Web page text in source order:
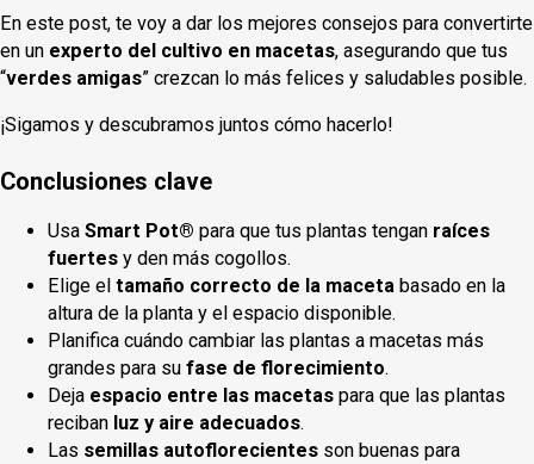
En este post, te voy a dar los mejores consejos para convertirte
en un experto del cultivo en macetas, asegurando que tus
“verdes amigas” crezcan lo más felices y saludables posible.
¡Sigamos y descubramos juntos cómo hacerlo!
Conclusiones clave
Usa Smart Pot® para que tus plantas tengan raíces
fuertes y den más cogollos.
Elige el tamaño correcto de la maceta basado en la
altura de la planta y el espacio disponible.
Planifica cuándo cambiar las plantas a macetas más
grandes para su fase de florecimiento.
Deja espacio entre las macetas para que las plantas
reciban luz y aire adecuados.
Las semillas autoflorecientes son buenas para